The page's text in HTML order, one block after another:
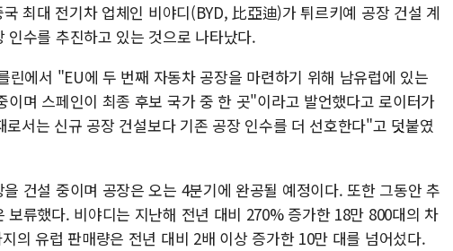
최대 전기차 업체인 비야디(BYD, 比亞迪)가 튀르키예 공장 건설 계
수를 추진하고 있는 것으로 나타났다.
린에서 "EU에 두 번째 자동차 공장을 마련하기 위해 남유럽에 있는
이며 스페인이 최종 후보 국가 중 한 곳"이라고 발언했다고 로이터가
서는 신규 공장 건설보다 기존 공장 인수를 더 선호한다"고 덧붙였
건설 중이며 공장은 오는 4분기에 완공될 예정이다. 또한 그동안 추
보류했다. 비야디는 지난해 전년 대비 270% 증가한 18만 800대의 차
의 유럽 판매량은 전년 대비 2배 이상 증가한 10만 대를 넘어섰다.